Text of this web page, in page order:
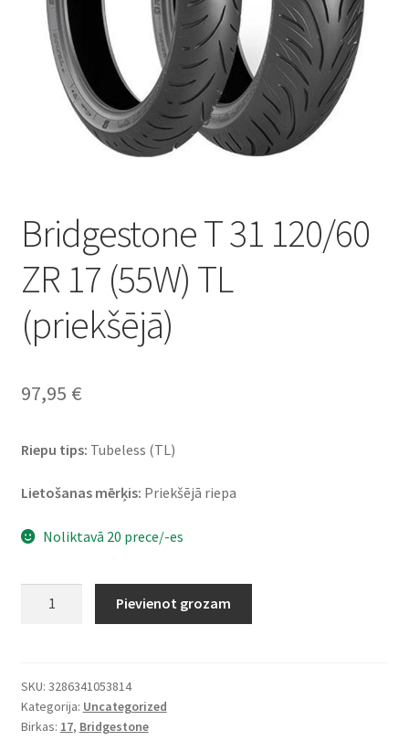
Bridgestone T 31 120/60
ZR 17 (55W) TL
(priekšējā)
97,95 €
Riepu tips: Tubeless (TL)
Lietošanas mērķis: Priekšējā riepa
Noliktavā 20 prece/-es
ZR
17
(55W)
Pievienot grozam
SKU: 3286341053814
Kategorija: Uncategorized
Birkas: 17, Bridgestone